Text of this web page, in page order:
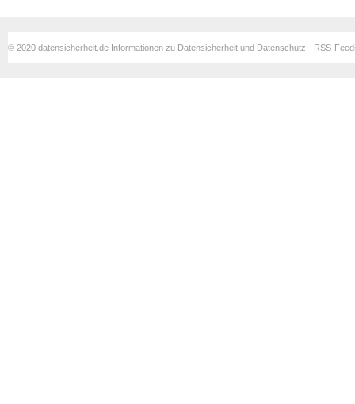
© 2020 datensicherheit.de Informationen zu Datensicherheit und Datenschutz - RSS-